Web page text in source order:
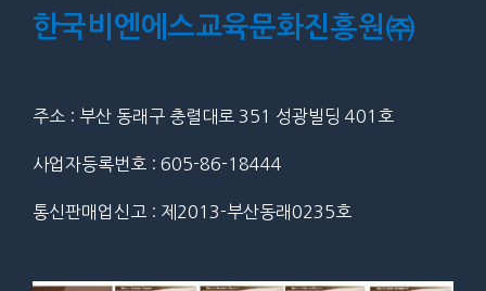
한국비엔에스교육문화진흥원㈜
주소 : 부산 동래구 충렬대로 351 성광빌딩 401호
사업자등록번호 : 605-86-18444
통신판매업신고 : 제2013-부산동래0235호